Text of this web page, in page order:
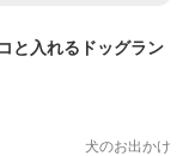
と入れるドッグラン
犬のお出かけ